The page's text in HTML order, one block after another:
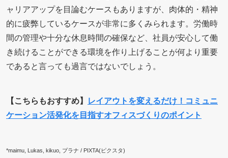
ャリアアップを目論むケースもありますが、肉体的・精神
的に疲弊しているケースが非常に多くみられます。労働時
間の管理や十分な休息時間の確保など、社員が安心して働
き続けることができる環境を作り上げることが何より重要
であると言っても過言ではないでしょう。
【こちらもおすすめ】
レイアウトを変えるだけ！コミュニ
ケーション活発化を目指すオフィスづくりのポイント
*maimu, Lukas, kikuo, プラナ / PIXTA(ピクスタ)